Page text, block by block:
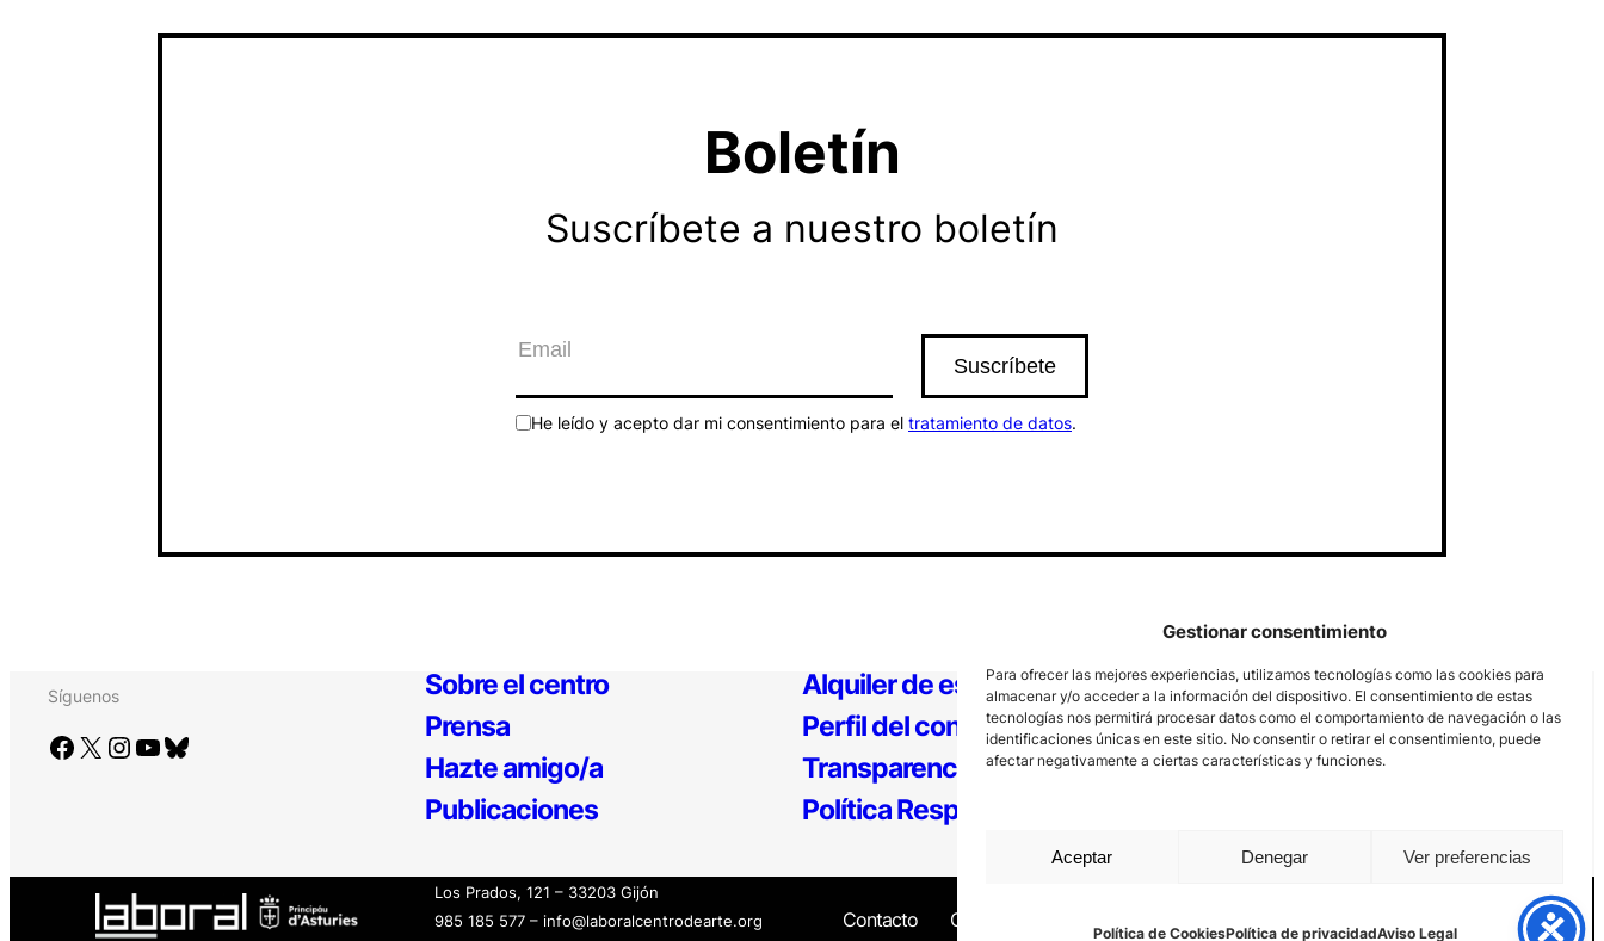
Gestionar consentimiento
Para ofrecer las mejores experiencias, utilizamos tecnologías como las cookies para
almacenar y/o acceder a la información del dispositivo. El consentimiento de estas
tecnologías nos permitirá procesar datos como el comportamiento de navegación o las
identificaciones únicas en este sitio. No consentir o retirar el consentimiento, puede
afectar negativamente a ciertas características y funciones.
Aceptar Denegar Ver preferencias
Política de CookiesPolítica de privacidadAviso Legal
Boletín
Suscríbete a nuestro boletín
He leído y acepto dar mi consentimiento para el tratamiento de datos.
Síguenos
Facebook X Instagram YouTube Bluesky
Sobre el centro
Prensa
Hazte amigo/a
Publicaciones
Alquiler de espacios
Perfil del contratante
Transparencia
Política Responsable
Los Prados, 121 – 33203 Gijón
985 185 577 – info@laboralcentrodearte.org
Contacto Canal Interno Política de Cookies